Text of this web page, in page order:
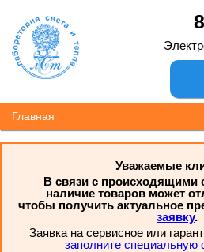
Главная
Уважаемые
В связи с
наличие товаров может
чтобы получить актуальное
заявку.
Заявка на сервисное или
заполните специальную